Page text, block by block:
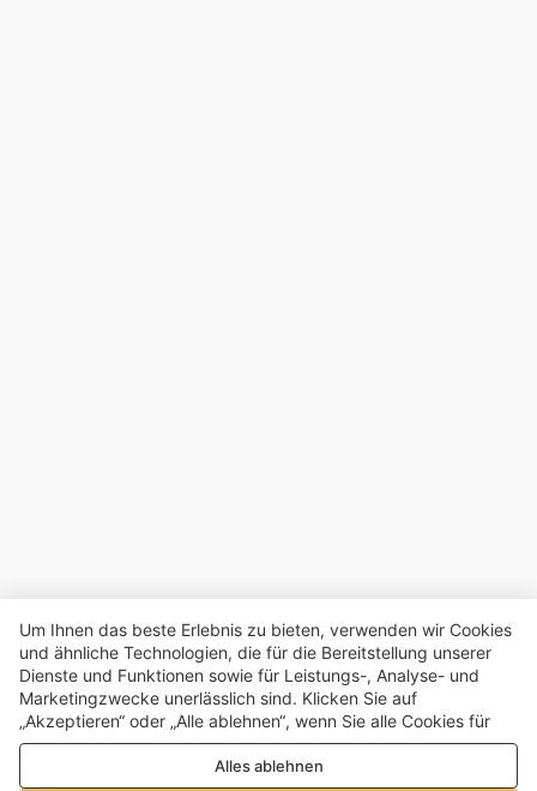
Um Ihnen das beste Erlebnis zu bieten, verwenden wir Cookies
und ähnliche Technologien, die für die Bereitstellung unserer
Dienste und Funktionen sowie für Leistungs-, Analyse- und
Marketingzwecke unerlässlich sind. Klicken Sie auf
„Akzeptieren“ oder „Alle ablehnen“, wenn Sie alle Cookies für
Leistungs-, Analyse- und Marketingzwecke zulassen oder
ablehnen möchten. Weitere Informationen finden Sie in unserer
Alles ablehnen